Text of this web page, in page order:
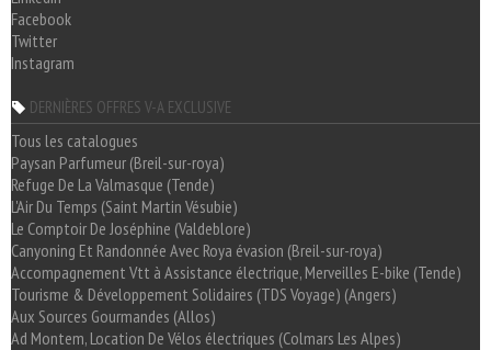
Facebook
Twitter
Instagram
DERNIÈRES OFFRES V-A EXCLUSIVE
Tous les catalogues
Paysan Parfumeur (Breil-sur-roya)
Refuge De La Valmasque (Tende)
L'Air Du Temps (Saint Martin Vésubie)
Le Comptoir De Joséphine (Valdeblore)
Canyoning Et Randonnée Avec Roya évasion (Breil-sur-roya)
Accompagnement Vtt à Assistance électrique, Merveilles E-bike (Tende)
Tourisme & Développement Solidaires (TDS Voyage) (Angers)
Aux Sources Gourmandes (Allos)
Ad Montem, Location De Vélos électriques (Colmars Les Alpes)